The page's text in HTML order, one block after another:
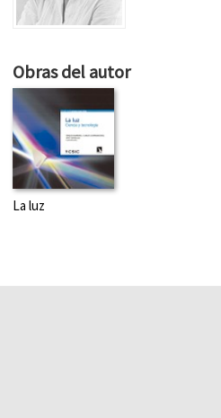
Obras del autor
La luz